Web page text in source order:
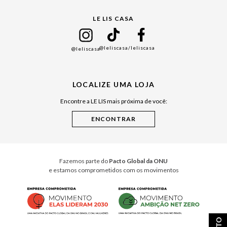
Cuidados Casa
LE LIS CASA
@leliscasa@leliscasa/leliscasa
LOCALIZE UMA LOJA
Encontre a LE LIS mais próxima de você:
Fazemos parte do Pacto Global da ONU
e estamos comprometidos com os movimentos